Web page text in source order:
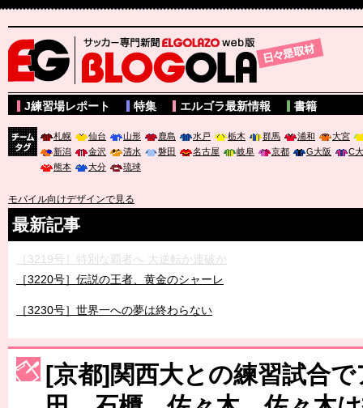
サッカー専門新聞ELGOLAZO web版 BLOGOLA
J練習場レポート 特集 エルゴラ最新情報 書籍
札幌 仙台 山形 鹿島 水戸 栃木 群馬 浦和
大宮
新潟
金沢 清水 磐田 名古屋 岐阜 京都 G大阪
C
熊本
大分 琉球
モバイル向けデザインで見る
最新記事
［3219号］特別な覇者へ 大逆転か連破か
［3220号］伝説の王者、黄金のシャーレ
［3230号］世界一への夢は終わらない
［3223号］一丸。日本出陣
［3222号］史上最大のW杯開幕 注目は「個」
[京都]関西大との練習試合